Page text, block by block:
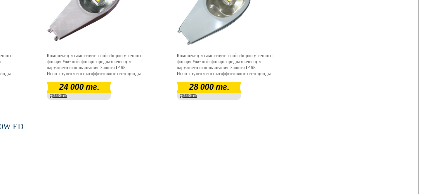
К.
Комплект для самостоятельной сборки уличного
фонаря Уличный фонарь предназначен для
наружнего использования. Защита IP 65.
Используются высокоэффективные светодиоды
30 Вт. Цветовая температура 4000 К - 4500 К.
Срок окупаемости ~ 12 месяцев. Срок
эксплуатации более 5 лет.
24 000 тг.
сравнить
Комплект для самостоятельной сборки уличного
фонаря Уличный фонарь предназначен для
наружнего использования. Защита IP 65.
Используются высокоэффективные светодиоды
40 Вт. Цветовая температура 4000 К - 4500 К.
Срок окупаемости ~ 12 месяцев. Срок
эксплуатации более 5 лет.
28 000 тг.
сравнить
ED